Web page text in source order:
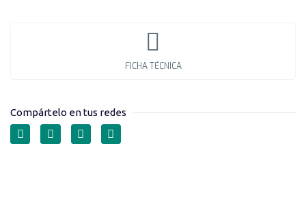
FICHA TÉCNICA
Compártelo en tus redes